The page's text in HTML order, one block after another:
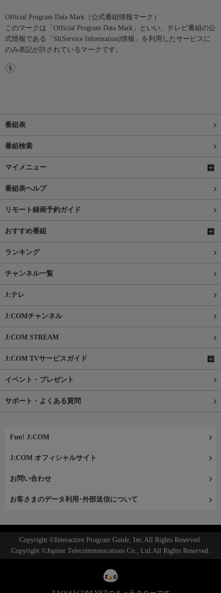
Official Program Data Mark（公式番組情報マーク）
このマークは「Official Program Data Mark」といい、テレビ番組の公
式情報である「SI(Service Information)情報」を利用したサービスに
のみ表記が許されているマークです。
番組表
番組検索
マイメニュー
番組表ヘルプ
リモート録画予約ガイド
おすすめ番組
ランキング
チャンネル一覧
J:テレ
J:COMチャンネル
J:COM STREAM
J:COM TVサービスガイド
イベント・プレゼント
サポート・よくある質問
Fun! J:COM
J:COM オフィシャルサイト
お問い合わせ
お客さまのデータ利用･外部送信について
Copyright ©Interactive Program Guide, Inc.All Rights Reserved.
Copyright ©Jupiter Telecommunications Co., Ltd.All Rights Reserved.